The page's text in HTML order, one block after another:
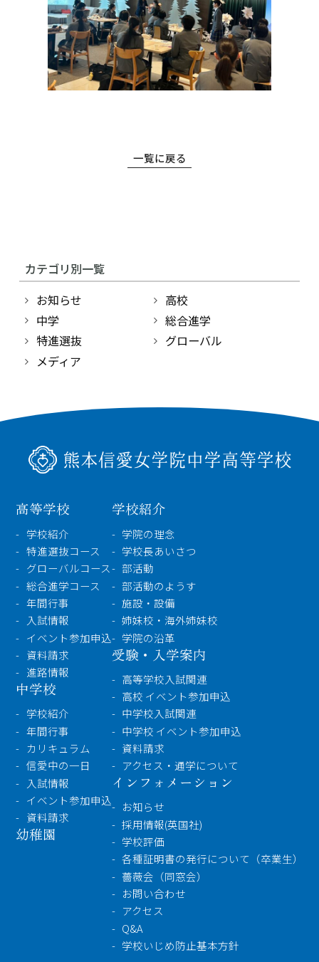
一覧に戻る
カテゴリ別一覧
お知らせ
高校
中学
総合進学
特進選抜
グローバル
メディア
高等学校
学校紹介
特進選抜コース
グローバルコース
総合進学コース
年間行事
入試情報
イベント参加申込
資料請求
進路情報
中学校
学校紹介
年間行事
カリキュラム
信愛中の一日
入試情報
イベント参加申込
資料請求
幼稚園
学校紹介
学院の理念
学校長あいさつ
部活動
部活動のようす
施設・設備
姉妹校・海外姉妹校
学院の沿革
受験・入学案内
高等学校入試関連
高校 イベント参加申込
中学校入試関連
中学校 イベント参加申込
資料請求
アクセス・通学について
インフォメーション
お知らせ
採用情報(英国社)
学校評価
各種証明書の発行について（卒業生）
薔薇会（同窓会）
お問い合わせ
アクセス
Q&A
学校いじめ防止基本方針